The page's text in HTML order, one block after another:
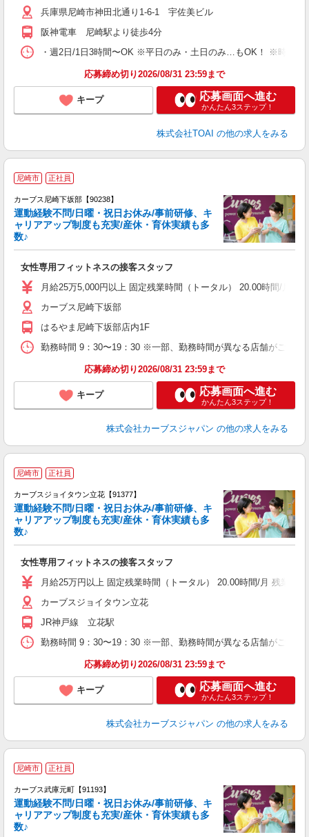
兵庫県尼崎市神田北通り1-6-1 宇佐美ビル
阪神電車 尼崎駅より徒歩4分
・週2日/1日3時間〜OK ※平日のみ・土日のみ…もOK！ ※時短勤
応募締め切り2026/08/31 23:59まで
キープ 応募画面へ進む
かんたん3ステップ！
株式会社TOAI の他の求人をみる
尼崎市 正社員
カーブス尼崎下坂部【90238】
運動経験不問/日曜・祝日お休み/事前研修、キ
ャリアアップ制度も充実/産休・育休実績も多
数♪
女性専用フィットネスの接客スタッフ
月給25万5,000円以上 固定残業時間（トータル） 20.00時間/月
カーブス尼崎下坂部
はるやま尼崎下坂部店内1F
勤務時間 9：30〜19：30 ※一部、勤務時間が異なる店舗がござい
応募締め切り2026/08/31 23:59まで
キープ 応募画面へ進む
かんたん3ステップ！
株式会社カーブスジャパン の他の求人をみる
尼崎市 正社員
カーブスジョイタウン立花【91377】
運動経験不問/日曜・祝日お休み/事前研修、キ
ャリアアップ制度も充実/産休・育休実績も多
数♪
女性専用フィットネスの接客スタッフ
月給25万円以上 固定残業時間（トータル） 20.00時間/月 残業代
カーブスジョイタウン立花
JR神戸線 立花駅
勤務時間 9：30〜19：30 ※一部、勤務時間が異なる店舗がござい
応募締め切り2026/08/31 23:59まで
キープ 応募画面へ進む
かんたん3ステップ！
株式会社カーブスジャパン の他の求人をみる
尼崎市 正社員
カーブス武庫元町【91193】
運動経験不問/日曜・祝日お休み/事前研修、キ
ャリアアップ制度も充実/産休・育休実績も多
数♪